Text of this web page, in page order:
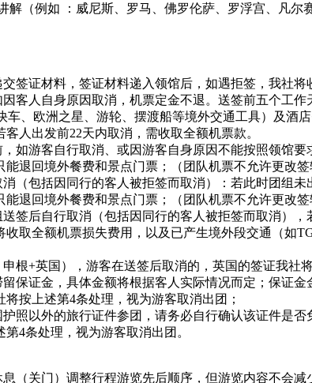
解（例如 ：威尼斯、罗马、佛罗伦萨、罗浮宫、凡
签证材料，签证材料递入领馆后，如遇拒签，我社
客人自身原因取消，机票定金不退。送签前五个工
、欧洲之星、游轮、摆渡船等境外交通工具）及酒店
人出发前22天内取消，需收取全额机票款。
如游客自行取消、或因游客自身原因不能按照领馆
退回境外餐费和景点门票；（团队机票不允许更改签
（包括因同行的客人被拒签而取消）：若此时团组
退回境外餐费和景点门票；（团队机票不允许更改
签后自行取消（包括因同行的客人被拒签而取消），
收取全额机票损失费用，以及已产生境外段交通（如
根+英国），游客在送签后取消的，英国的签证我社
保证金，具体金额将根据客人实际情况而定；保证
按上述第4条处理，视为游客取消出团；
照以外的旅行证件参团，请务必自行确认该证件是
4条处理，视为游客取消出团。
（关门）调整行程游览先后顺序，但游览内容不会减